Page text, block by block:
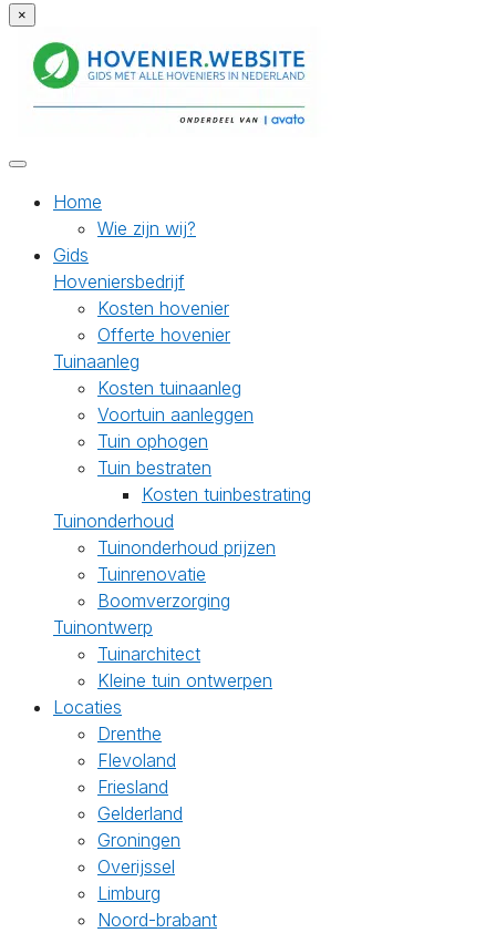
×
Home
Wie zijn wij?
Gids
Hoveniersbedrijf
Kosten hovenier
Offerte hovenier
Tuinaanleg
Kosten tuinaanleg
Voortuin aanleggen
Tuin ophogen
Tuin bestraten
Kosten tuinbestrating
Tuinonderhoud
Tuinonderhoud prijzen
Tuinrenovatie
Boomverzorging
Tuinontwerp
Tuinarchitect
Kleine tuin ontwerpen
Locaties
Drenthe
Flevoland
Friesland
Gelderland
Groningen
Overijssel
Limburg
Noord-brabant